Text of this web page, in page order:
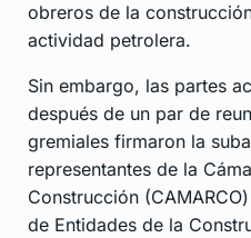
obreros de la
actividad petrolera.
Sin embargo, las partes
después de un par de
gremiales firmaron la
representantes de la
Construcción
de Entidades de la